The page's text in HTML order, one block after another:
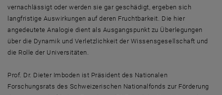
vernachlässigt oder werden sie gar geschädigt, ergeben sich
langfristige Auswirkungen auf deren Fruchtbarkeit. Die hier
angedeutete Analogie dient als Ausgangspunkt zu Überlegungen
über die Dynamik und Verletzlichkeit der Wissensgesellschaft und
die Rolle der Universitäten.
Prof. Dr. Dieter Imboden ist Präsident des Nationalen
Forschungsrats des Schweizerischen Nationalfonds zur Förderung